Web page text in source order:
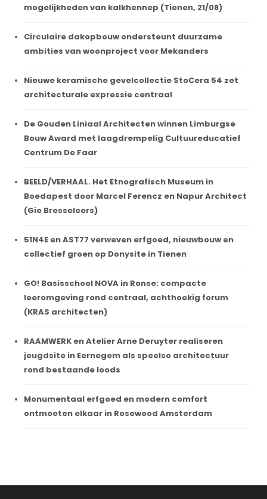
mogelijkheden van kalkhennep (Tienen, 21/08)
Circulaire dakopbouw ondersteunt duurzame
ambities van woonproject voor Mekanders
Nieuwe keramische gevelcollectie StoCera 54 zet
architecturale expressie centraal
De Gouden Liniaal Architecten winnen Limburgse
Bouw Award met laagdrempelig Cultuureducatief
Centrum De Faar
BEELD/VERHAAL. Het Etnografisch Museum in
Boedapest door Marcel Ferencz en Napur Architect
(Gie Bresseleers)
51N4E en AST77 verweven erfgoed, nieuwbouw en
collectief groen op Donysite in Tienen
GO! Basisschool NOVA in Ronse: compacte
leeromgeving rond centraal, achthoekig forum
(KRAS architecten)
RAAMWERK en Atelier Arne Deruyter realiseren
jeugdsite in Eernegem als speelse architectuur
rond bestaande loods
Monumentaal erfgoed en modern comfort
ontmoeten elkaar in Rosewood Amsterdam